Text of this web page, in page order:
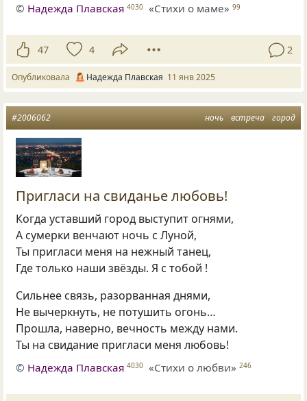
© Надежда Плавская 4030 «Стихи о маме» 99
47 4 2
Опубликовала Надежда Плавская 11 янв 2025
ночь встреча город
#2006062
Пригласи на свиданье любовь!
Когда уставший город выступит огнями,
А сумерки венчают ночь с Луной,
Ты пригласи меня на нежный танец,
Где только наши звёзды. Я с тобой !
Сильнее связь, разорванная днями,
Не вычеркнуть, не потушить огонь…
Прошла, наверно, вечность между нами.
Ты на свидание пригласи меня любовь!
© Надежда Плавская 4030 «Стихи о любви» 246